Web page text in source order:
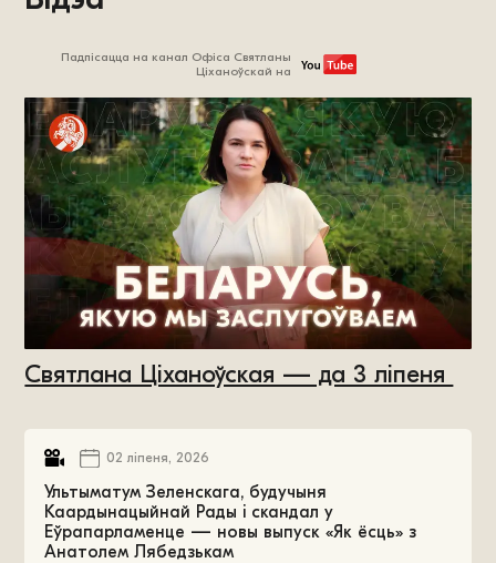
Падпісацца на канал Офіса Святланы
Ціханоўскай на
Святлана Ціханоўская — да 3 ліпеня
02 ліпеня, 2026
Ультыматум Зеленскага, будучыня
Каардынацыйнай Рады і скандал у
Еўрапарламенце — новы выпуск «Як ёсць» з
Анатолем Лябедзькам